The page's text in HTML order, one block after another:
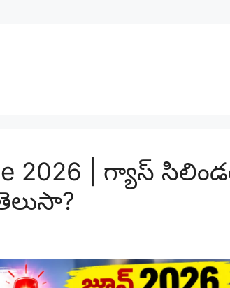
2026 | గ్యాస్